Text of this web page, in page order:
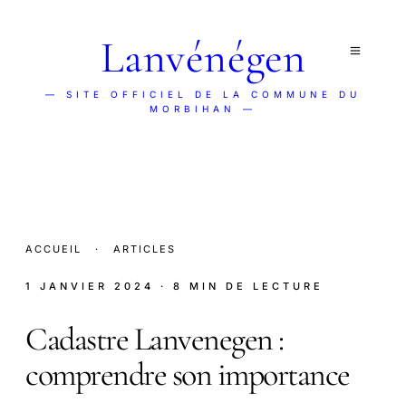
Lanvénégen
— SITE OFFICIEL DE LA COMMUNE DU
MORBIHAN —
ACCUEIL · ARTICLES
1 JANVIER 2024 · 8 MIN DE LECTURE
Cadastre Lanvenegen :
comprendre son importance